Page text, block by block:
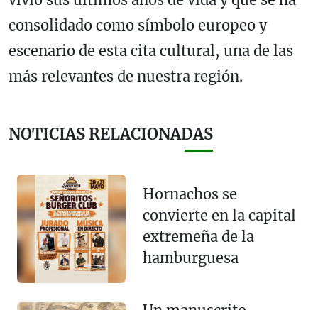
consolidado como símbolo europeo y
escenario de esta cita cultural, una de las
más relevantes de nuestra región.
NOTICIAS RELACIONADAS
Hornachos se
convierte en la capital
extremeña de la
hamburguesa